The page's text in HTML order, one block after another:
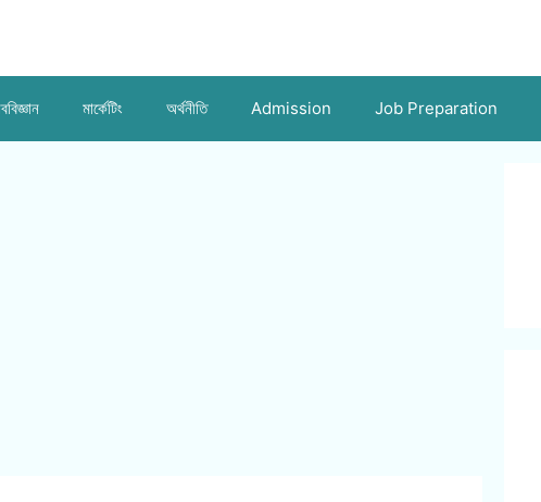
মার্কেটিং অর্থনীতি Admission Job Preparation